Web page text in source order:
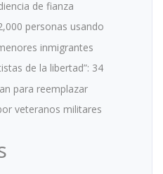
de fianza
personas usando
inmigrantes
de la libertad”: 34
para reemplazar
veteranos militares